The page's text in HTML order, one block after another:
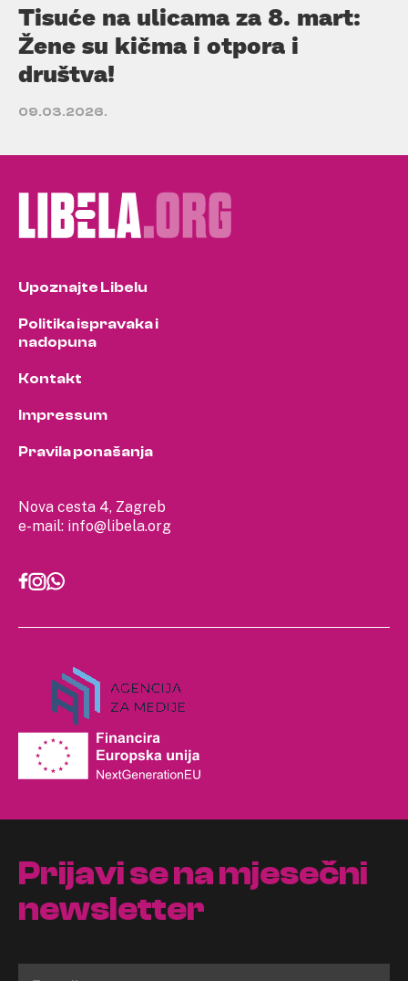
Tisuće na ulicama za 8. mart:
Žene su kičma i otpora i
društva!
09.03.2026.
Nova cesta 4, Zagreb
e-mail: info@libela.org
Upoznajte Libelu
Politika ispravaka i
nadopuna
Kontakt
Impressum
Pravila ponašanja
Prijavi se na mjesečni
newsletter